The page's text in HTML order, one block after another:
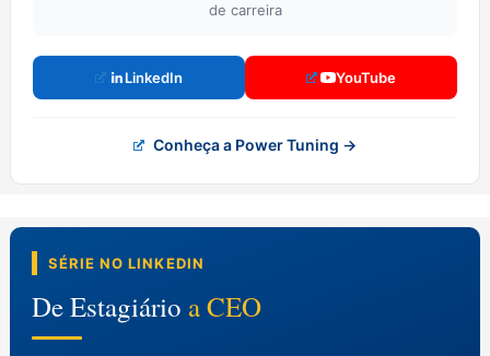
de carreira
LinkedIn YouTube
Conheça a Power Tuning →
SÉRIE NO LINKEDIN
De Estagiário a CEO